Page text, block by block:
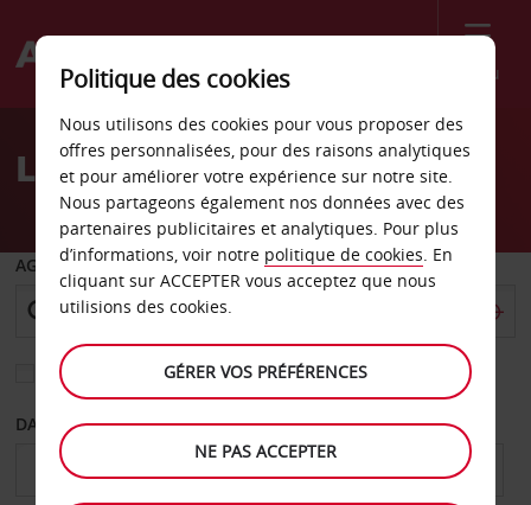
Menu
Welcome
AvisLocation de voiture Prato
AGENCE DE DÉPART
Sélectionnez une autre agence de retour
DATE DE DÉPART DATE DE RETOUR
Politique des cookies
Nous utilisons des cookies pour vous proposer des
offres personnalisées, pour des raisons analytiques
et pour améliorer votre expérience sur notre site.
Nous partageons également nos données avec des
partenaires publicitaires et analytiques. Pour plus
d’informations, voir notre politique de cookies. En
cliquant sur ACCEPTER vous acceptez que nous
utilisions des cookies.
GÉRER VOS PRÉFÉRENCES
NE PAS ACCEPTER